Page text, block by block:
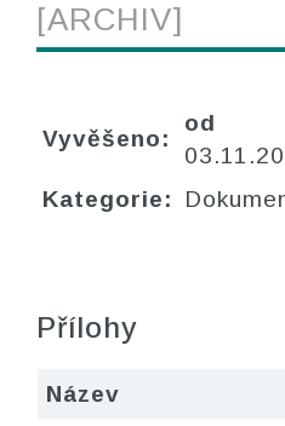
[ARCHIV]
Vyvěšeno:
od
Kategorie:
Přílohy
Název